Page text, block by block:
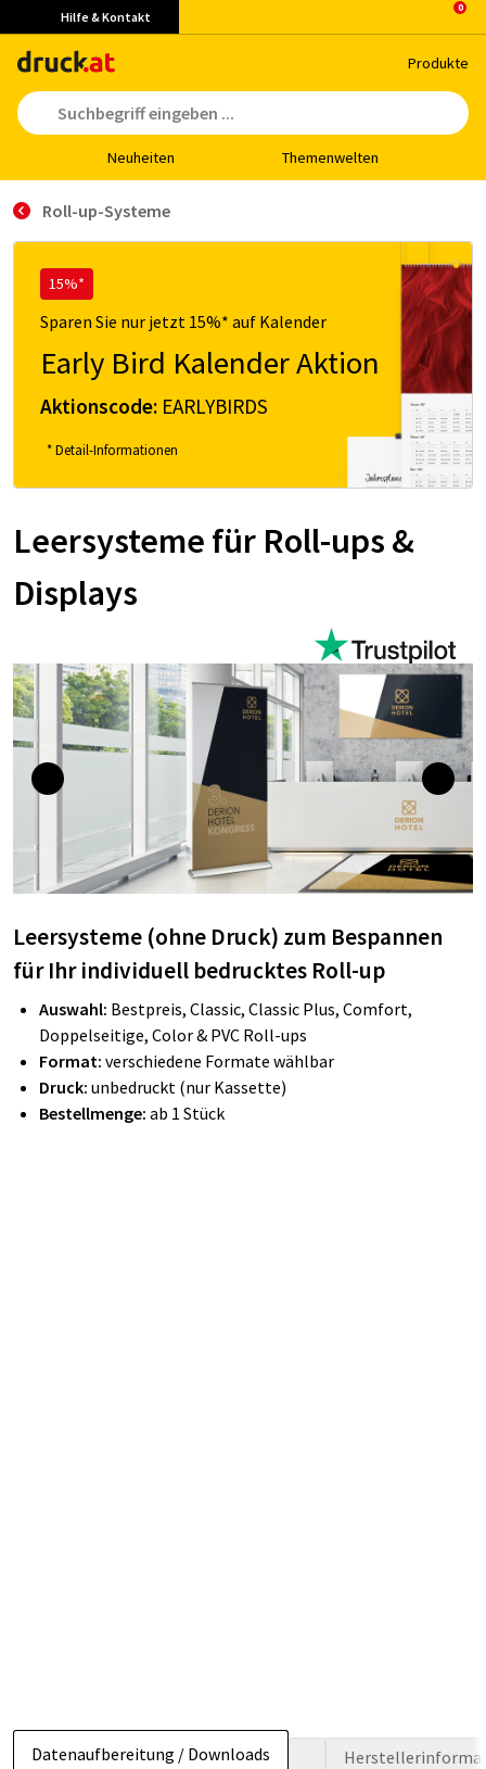
Hilfe & Kontakt
Pro­duk­te
Neu­hei­ten The­men­wel­ten
Roll-up-Systeme
15%*
Sparen Sie nur jetzt 15%* auf Kalender
Early Bird Kalender Aktion
Aktionscode: EARLYBIRDS
* Detail-Informationen
Leersysteme für Roll-ups &
Displays
Leersysteme (ohne Druck) zum Bespannen
für Ihr individuell bedrucktes Roll-up
Auswahl: Bestpreis, Classic, Classic Plus, Comfort,
Doppelseitige, Color & PVC Roll-ups
Format: verschiedene Formate wählbar
Druck: unbedruckt (nur Kassette)
Bestellmenge: ab 1 Stück
Datenaufbereitung / Downloads